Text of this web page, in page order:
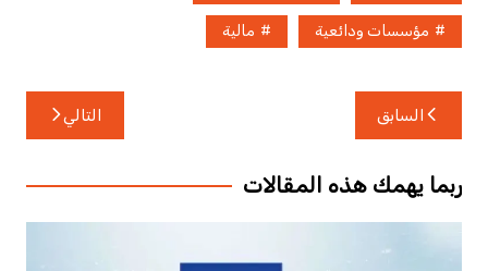
مؤسسات ودائعية مالية
تصفّح
المقالات
السابق التالي
ربما يهمك هذه المقالات